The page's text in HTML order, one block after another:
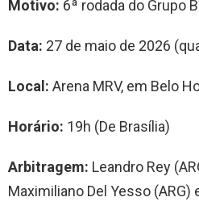
Motivo: 6ª rodada do Grupo
Data: 27 de maio de 2026
Local: Arena MRV, em Belo
Horário: 19h (De Brasília)
Arbitragem: Leandro Rey
Maximiliano Del Yesso (ARG)